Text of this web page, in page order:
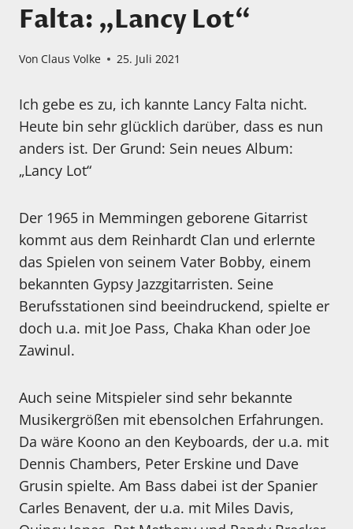
Falta: „Lancy Lot“
Von Claus Volke 25. Juli 2021
Ich gebe es zu, ich kannte Lancy Falta nicht.
Heute bin sehr glücklich darüber, dass es nun
anders ist. Der Grund: Sein neues Album:
„Lancy Lot“
Der 1965 in Memmingen geborene Gitarrist
kommt aus dem Reinhardt Clan und erlernte
das Spielen von seinem Vater Bobby, einem
bekannten Gypsy Jazzgitarristen. Seine
Berufsstationen sind beeindruckend, spielte er
doch u.a. mit Joe Pass, Chaka Khan oder Joe
Zawinul.
Auch seine Mitspieler sind sehr bekannte
Musikergrößen mit ebensolchen Erfahrungen.
Da wäre Koono an den Keyboards, der u.a. mit
Dennis Chambers, Peter Erskine und Dave
Grusin spielte. Am Bass dabei ist der Spanier
Carles Benavent, der u.a. mit Miles Davis,